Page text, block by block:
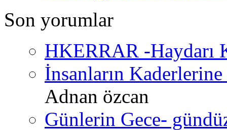
Son yorumlar
HKERRAR -Haydarı
İnsanların
Adnan özcan
Günlerin Gece-